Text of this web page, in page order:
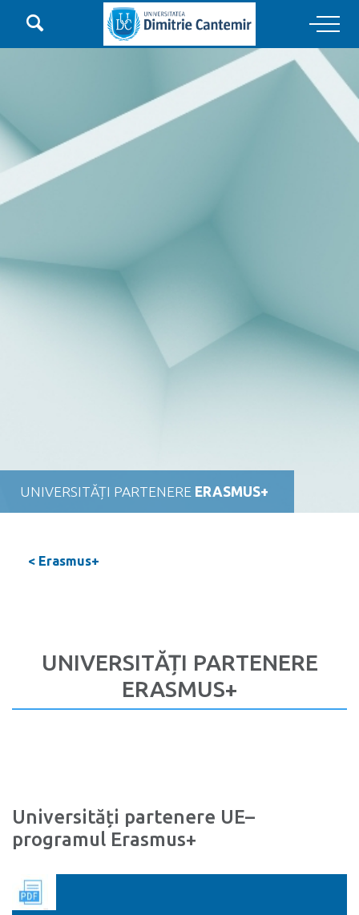

Main Navigation
UNIVERSITĂȚI PARTENERE ERASMUS+
< Erasmus+
UNIVERSITĂȚI PARTENERE
ERASMUS+
Universități partenere UE–
programul Erasmus+